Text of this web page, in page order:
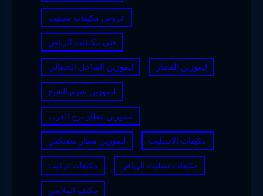
عروض مكيفات سبليت
فني مكيفات الرياض
ليموزين الساحل الشمالي ليموزين المطار
ليموزين شرم الشيخ
ليموزين مطار برج العرب
ليموزين مطار سفنكس مكيفات الاسبليت
مكيفات تركيب مكيفات سبليت الرياض
مكيف الملابس